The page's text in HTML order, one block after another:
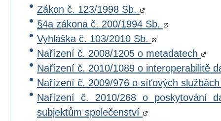
Zákon č. 123/1998 Sb.
§4a zákona č. 200/1994 Sb.
Vyhláška č. 103/2010 Sb.
Nařízení č. 2008/1205 o metadatech
Nařízení č. 2010/1089 o interoperabilitě
Nařízení č. 2009/976 o síťových
Nařízení č. 2010/268 o poskytování
subjektům společenství